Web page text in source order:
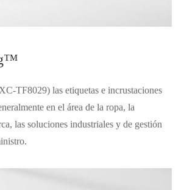
TF8029) las etiquetas e incrustaciones
en el área de la ropa, la
las soluciones industriales y de gestión